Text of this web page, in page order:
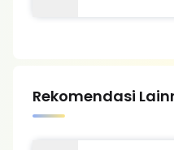
Rekomendasi